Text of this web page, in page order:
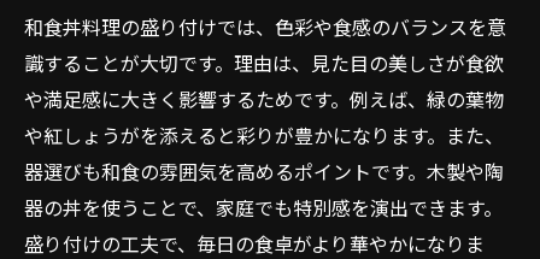
和食丼料理の盛り付けでは、色彩や食感のバランスを意
識することが大切です。理由は、見た目の美しさが食欲
や満足感に大きく影響するためです。例えば、緑の葉物
や紅しょうがを添えると彩りが豊かになります。また、
器選びも和食の雰囲気を高めるポイントです。木製や陶
器の丼を使うことで、家庭でも特別感を演出できます。
盛り付けの工夫で、毎日の食卓がより華やかになりま